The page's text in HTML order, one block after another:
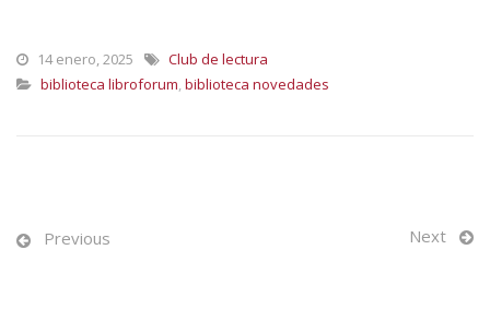
14 enero, 2025
Club de lectura
biblioteca libroforum, biblioteca novedades
Previous Next